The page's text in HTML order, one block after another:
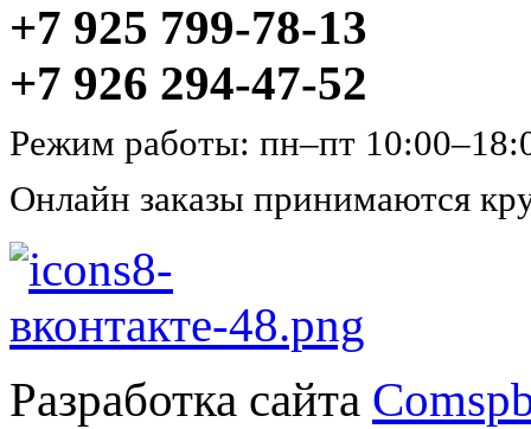
+7 925 799-78-13
+7 926 294-47-52
Режим работы: пн–пт
Онлайн заказы принимаются
Разработка сайта